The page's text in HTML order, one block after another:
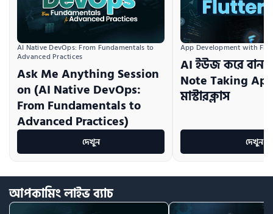
AI Native DevOps: From Fundamentals to
Advanced Practices
Ask Me Anything Session
on (AI Native DevOps:
From Fundamentals to
Advanced Practices)
দেখুন
App Development with
AI ইউজ করে
Note Taking
মাস্টারক্লাস
দেখুন
আপকামিংলাইভব্যাচ